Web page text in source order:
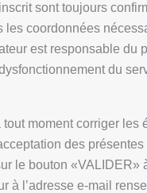
sont toujours
coordonnées
est responsable
du
moment corriger
des
le bouton «VALIDER»
à l’adresse e-mail